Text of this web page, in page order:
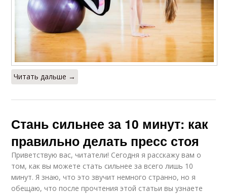
Читать дальше →
Стань сильнее за 10 минут: как
правильно делать пресс стоя
Приветствую вас, читатели! Сегодня я расскажу вам о
том, как вы можете стать сильнее за всего лишь 10
минут. Я знаю, что это звучит немного странно, но я
обещаю, что после прочтения этой статьи вы узнаете